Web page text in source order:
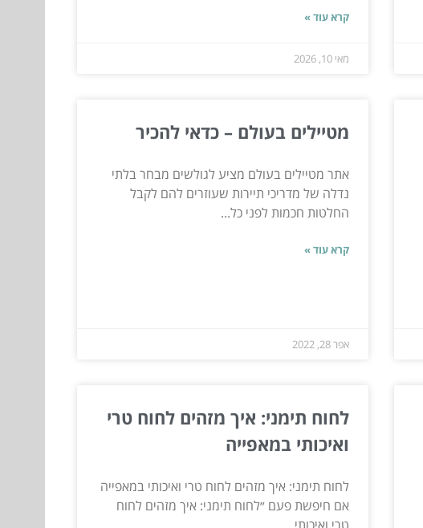
קרא עוד »
מאי 10, 2026
מטיילים בעולם – כדאי להכיר
אתר מטיילים בעולם מציע לגולשים מבחר בלתי
נדלה של מדריכי תיירות שעוזרים להם לקבל
החלטות חכמות לפני כל...
קרא עוד »
אפר 28, 2022
לחוח תימני: איך מזהים לחוח טרי
ואיכותי במאפייה
לחוח תימני: איך מזהים לחוח טרי ואיכותי במאפייה
אם חיפשת פעם ״לחוח תימני: איך מזהים לחוח